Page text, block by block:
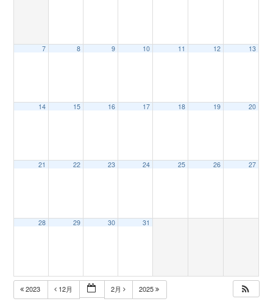
7 8 9 10 11 12 13
14 15 16 17 18 19 20
21 22 23 24 25 26 27
28 29 30 31
2023 12月 2月 2025